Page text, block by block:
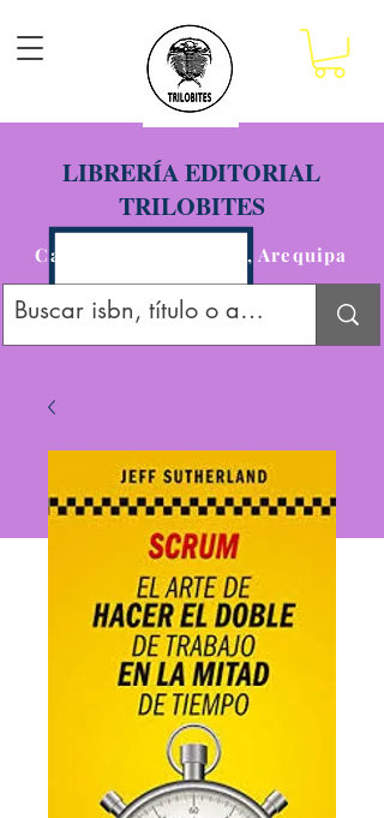
LIBRERÍA EDITORIAL
TRILOBITES
Calle San Agustín 201, Arequipa